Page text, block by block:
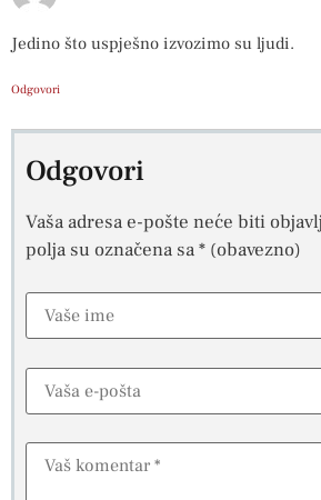
Jedino što uspješno izvozimo su ljudi.
Odgovori
Odgovori
Vaša adresa e-pošte neće biti
polja su označena sa* (obavezno)